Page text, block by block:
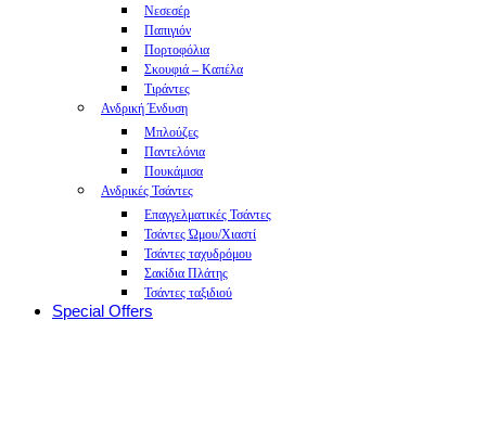
Νεσεσέρ
Παπιγιόν
Πορτοφόλια
Σκουφιά – Καπέλα
Τιράντες
Ανδρική Ένδυση
Μπλούζες
Παντελόνια
Πουκάμισα
Ανδρικές Τσάντες
Επαγγελματικές Τσάντες
Τσάντες Ώμου/Χιαστί
Τσάντες ταχυδρόμου
Σακίδια Πλάτης
Τσάντες ταξιδιού
Special Offers